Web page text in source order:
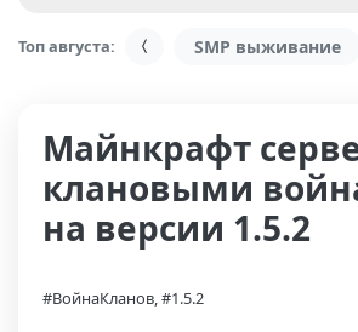
Топ августа: SMP выживание
Майнкрафт
клановыми
на версии 1.5.2
#ВойнаКланов, #1.5.2